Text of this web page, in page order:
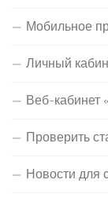
Мобильное
Личный
Веб-кабинет
Проверить
Новости для